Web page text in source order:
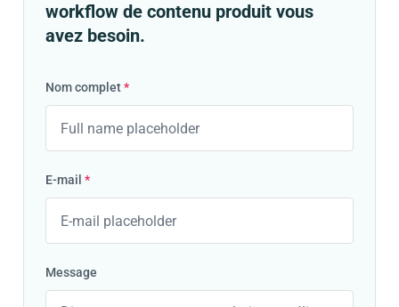
workflow de contenu produit vous
avez besoin.
Nom complet*
E-mail *
Message